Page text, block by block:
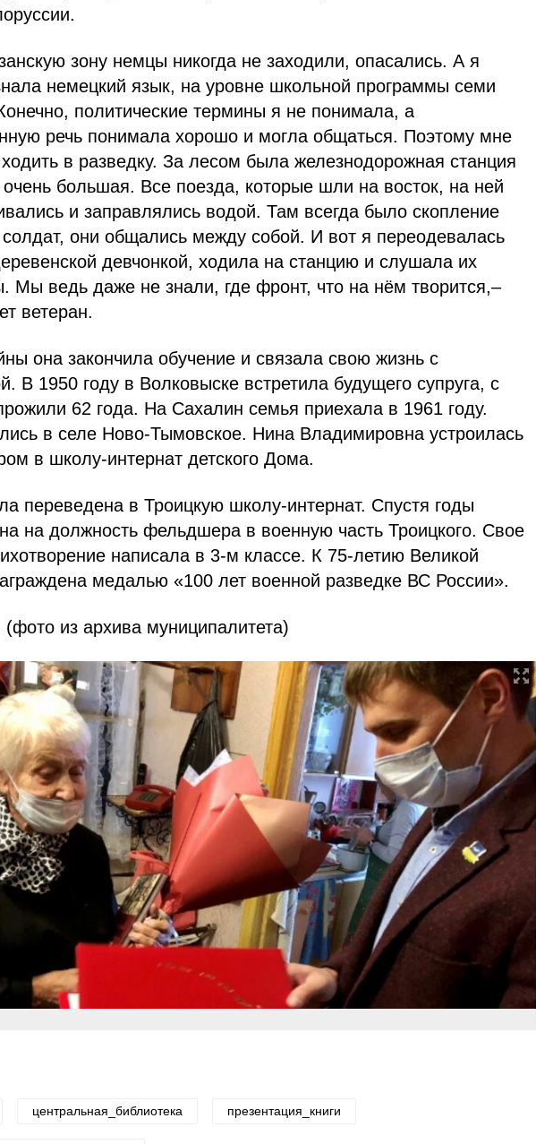
зону немцы никогда не заходили, опасались. А я
немецкий язык, на уровне школьной программы семи
политические термины я не понимала, а
речь понимала хорошо и могла общаться. Поэтому мне
в разведку. За лесом была железнодорожная станция
большая. Все поезда, которые шли на восток, на ней
и заправлялись водой. Там всегда было скопление
они общались между собой. И вот я переодевалась
девчонкой, ходила на станцию и слушала их
Мы ведь даже не знали, где фронт, что на нём творится,–
ветеран.
она закончила обучение и связала свою жизнь с
В 1950 году в Волковыске встретила будущего супруга, с
62 года. На Сахалин семья приехала в 1961 году.
в селе Ново-Тымовское. Нина Владимировна устроилась
в школу-интернат детского Дома.
переведена в Троицкую школу-интернат. Спустя годы
на должность фельдшера в военную часть Троицкого. Свое
написала в 3-м классе. К 75-летию Великой
медалью «100 лет военной разведке ВС России».
из архива муниципалитета)
центральная_библиотека презентация_книги